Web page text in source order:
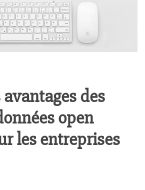
des
open
les entreprises